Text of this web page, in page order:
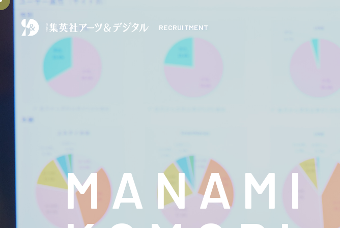
RECRUITMENT
MA NA M I